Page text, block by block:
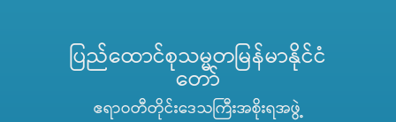
ပြည်ထောင်စုသမ္မတမြန်မာနိုင်ငံ
တော်
ဧရာဝတီတိုင်းဒေသကြီးအစိုးရအဖွဲ့